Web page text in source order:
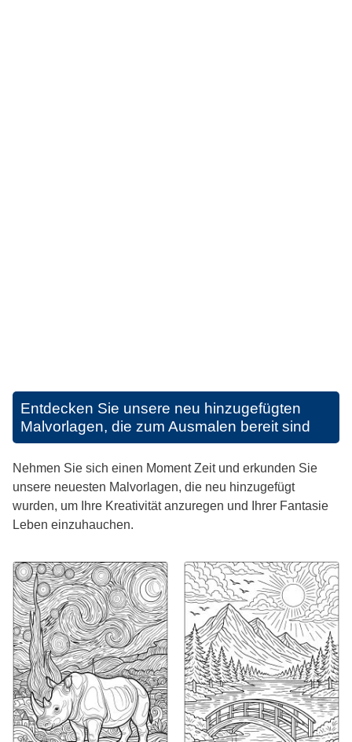
Entdecken Sie unsere neu hinzugefügten
Malvorlagen, die zum Ausmalen bereit sind
Nehmen Sie sich einen Moment Zeit und erkunden Sie
unsere neuesten Malvorlagen, die neu hinzugefügt
wurden, um Ihre Kreativität anzuregen und Ihrer Fantasie
Leben einzuhauchen.